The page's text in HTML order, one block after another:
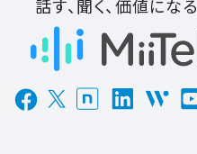
話す、聞く、価値になる